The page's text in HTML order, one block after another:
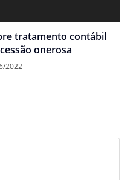
tratamento contábil
onerosa
2022